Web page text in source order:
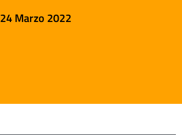
24 Marzo 2022